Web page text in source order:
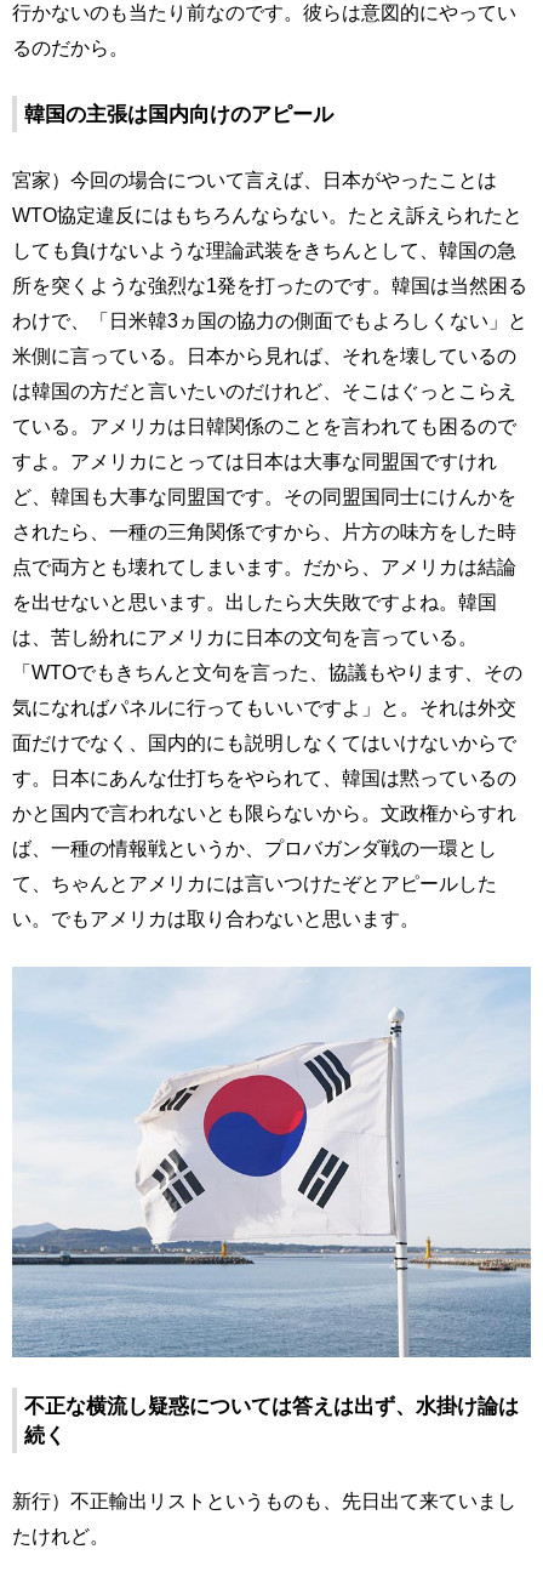
行かないのも当たり前なのです。彼らは意図的にやってい
るのだから。
韓国の主張は国内向けのアピール
宮家）今回の場合について言えば、日本がやったことは
WTO協定違反にはもちろんならない。たとえ訴えられたと
しても負けないような理論武装をきちんとして、韓国の急
所を突くような強烈な1発を打ったのです。韓国は当然困る
わけで、「日米韓3ヵ国の協力の側面でもよろしくない」と
米側に言っている。日本から見れば、それを壊しているの
は韓国の方だと言いたいのだけれど、そこはぐっとこらえ
ている。アメリカは日韓関係のことを言われても困るので
すよ。アメリカにとっては日本は大事な同盟国ですけれ
ど、韓国も大事な同盟国です。その同盟国同士にけんかを
されたら、一種の三角関係ですから、片方の味方をした時
点で両方とも壊れてしまいます。だから、アメリカは結論
を出せないと思います。出したら大失敗ですよね。韓国
は、苦し紛れにアメリカに日本の文句を言っている。
「WTOでもきちんと文句を言った、協議もやります、その
気になればパネルに行ってもいいですよ」と。それは外交
面だけでなく、国内的にも説明しなくてはいけないからで
す。日本にあんな仕打ちをやられて、韓国は黙っているの
かと国内で言われないとも限らないから。文政権からすれ
ば、一種の情報戦というか、プロバガンダ戦の一環とし
て、ちゃんとアメリカには言いつけたぞとアピールした
い。でもアメリカは取り合わないと思います。
不正な横流し疑惑については答えは出ず、水掛け論は
続く
新行）不正輸出リストというものも、先日出て来ていまし
たけれど。